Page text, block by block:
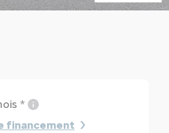
*
financement